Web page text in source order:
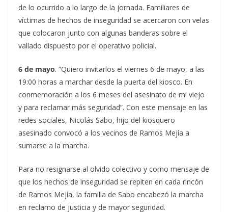
de lo ocurrido a lo largo de la jornada. Familiares de
víctimas de hechos de inseguridad se acercaron con velas
que colocaron junto con algunas banderas sobre el
vallado dispuesto por el operativo policial.
6 de mayo. “Quiero invitarlos el viernes 6 de mayo, a las
19:00 horas a marchar desde la puerta del kiosco. En
conmemoración a los 6 meses del asesinato de mi viejo
y para reclamar más seguridad”. Con este mensaje en las
redes sociales, Nicolás Sabo, hijo del kiosquero
asesinado convocó a los vecinos de Ramos Mejía a
sumarse a la marcha.
Para no resignarse al olvido colectivo y como mensaje de
que los hechos de inseguridad se repiten en cada rincón
de Ramos Mejía, la familia de Sabo encabezó la marcha
en reclamo de justicia y de mayor seguridad.